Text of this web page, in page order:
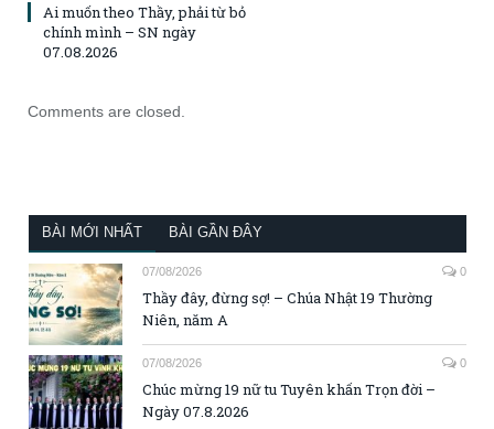
Ai muốn theo Thầy, phải từ bỏ
chính mình – SN ngày
07.08.2026
Comments are closed.
BÀI MỚI NHẤT BÀI GẦN ĐÂY
07/08/2026 0
Thầy đây, đừng sợ! – Chúa Nhật 19 Thường
Niên, năm A
07/08/2026 0
Chúc mừng 19 nữ tu Tuyên khấn Trọn đời –
Ngày 07.8.2026